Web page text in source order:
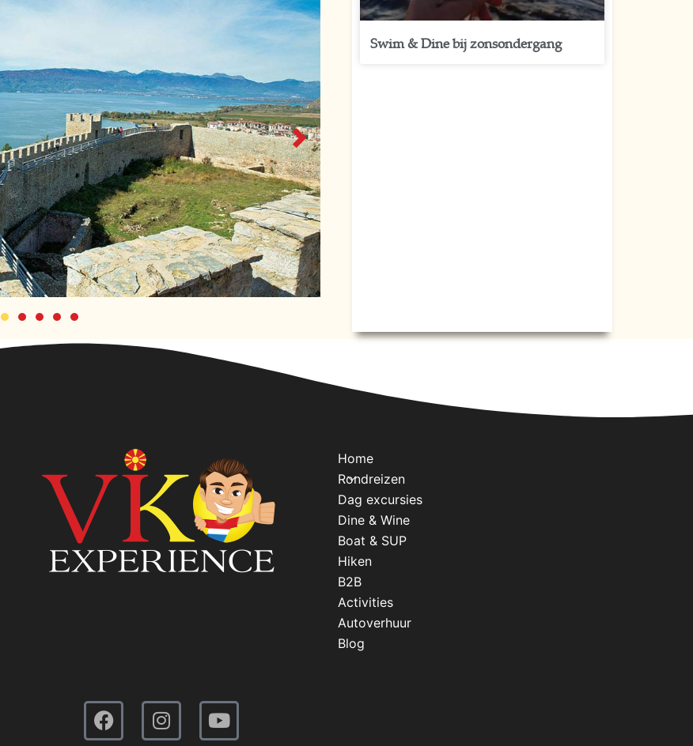
Swim & Dine bij zonsondergang
Home
Rondreizen
Dag excursies
Dine & Wine
Boat & SUP
Hiken
B2B
Activities
Autoverhuur
Blog